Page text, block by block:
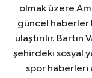
olmak üzere
güncel haberler
ulaştırılır.
şehirdeki sosyal
spor haberleri